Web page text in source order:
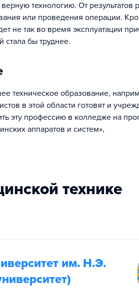
технологию. От результатов
или проведения операции.
не так во время эксплуатации
бы труднее.
техническое образование,
в этой области готовят и
эту профессию в колледже на
аппаратов и систем»,
технике
им. Н.Э.